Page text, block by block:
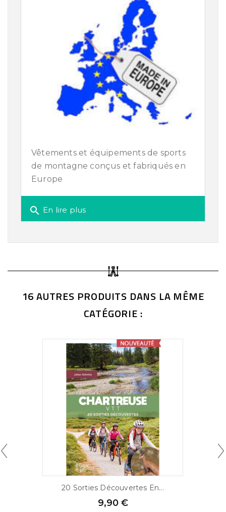
Vêtements et équipements de sports
de montagne conçus et fabriqués en
Europe
search En lire plus
16 AUTRES PRODUITS DANS LA MÊME
CATÉGORIE :
20 Sorties Découvertes En...
9,90 €